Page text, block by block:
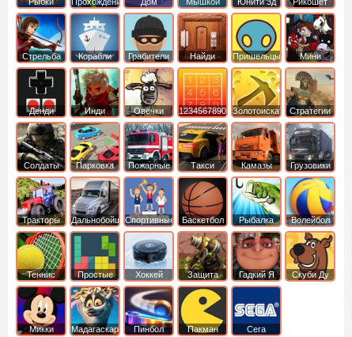
Cтрельба
из лука
Корабли Грабители
Найди
выход
Пришельцы Мини
Денди Инди
Овечки
идут домой
1234567890 ЗолотоискательСтратегии
Солдаты
Парковка
машин
Пожарные
машины
Такси Камазы Грузовики
Тракторы ДальнобойщикиСпортивные Баскетбол Рыбалка Волейбол
Теннис Простые Хоккей
Защита
башни
Гадкий Я Скуби Ду
Микки
Мадагаскар Пинбол Пакман Сега